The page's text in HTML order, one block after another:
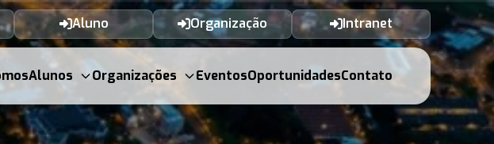
Aluno Organização Intranet
Alunos Organizações EventosOportunidadesContato